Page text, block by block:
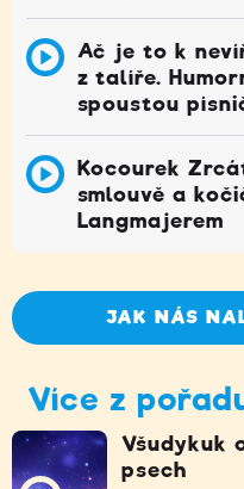
Ač je to k
z talíře.
spoustou
Kocourek
smlouvě a
Langmajerem
JAK NÁS
Více z
Všudykuk
psech